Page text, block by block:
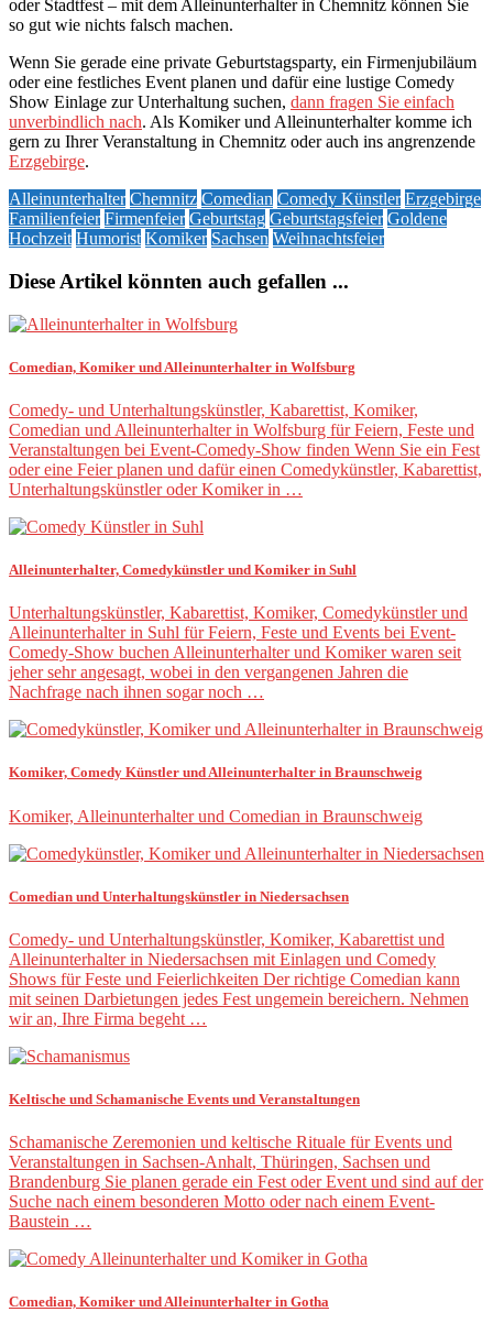
oder Stadtfest – mit dem Alleinunterhalter in Chemnitz können Sie
so gut wie nichts falsch machen.
Wenn Sie gerade eine private Geburtstagsparty, ein Firmenjubiläum
oder eine festliches Event planen und dafür eine lustige Comedy
Show Einlage zur Unterhaltung suchen, dann fragen Sie einfach
unverbindlich nach. Als Komiker und Alleinunterhalter komme ich
gern zu Ihrer Veranstaltung in Chemnitz oder auch ins angrenzende
Erzgebirge.
Alleinunterhalter Chemnitz Comedian Comedy Künstler Erzgebirge
Familienfeier Firmenfeier Geburtstag Geburtstagsfeier Goldene
Hochzeit Humorist Komiker Sachsen Weihnachtsfeier
Diese Artikel könnten auch gefallen ...
Comedian, Komiker und Alleinunterhalter in Wolfsburg
Comedy- und Unterhaltungskünstler, Kabarettist, Komiker,
Comedian und Alleinunterhalter in Wolfsburg für Feiern, Feste und
Veranstaltungen bei Event-Comedy-Show finden Wenn Sie ein Fest
oder eine Feier planen und dafür einen Comedykünstler, Kabarettist,
Unterhaltungskünstler oder Komiker in …
Alleinunterhalter, Comedykünstler und Komiker in Suhl
Unterhaltungskünstler, Kabarettist, Komiker, Comedykünstler und
Alleinunterhalter in Suhl für Feiern, Feste und Events bei Event-
Comedy-Show buchen Alleinunterhalter und Komiker waren seit
jeher sehr angesagt, wobei in den vergangenen Jahren die
Nachfrage nach ihnen sogar noch …
Komiker, Comedy Künstler und Alleinunterhalter in Braunschweig
Komiker, Alleinunterhalter und Comedian in Braunschweig
Comedian und Unterhaltungskünstler in Niedersachsen
Comedy- und Unterhaltungskünstler, Komiker, Kabarettist und
Alleinunterhalter in Niedersachsen mit Einlagen und Comedy
Shows für Feste und Feierlichkeiten Der richtige Comedian kann
mit seinen Darbietungen jedes Fest ungemein bereichern. Nehmen
wir an, Ihre Firma begeht …
Keltische und Schamanische Events und Veranstaltungen
Schamanische Zeremonien und keltische Rituale für Events und
Veranstaltungen in Sachsen-Anhalt, Thüringen, Sachsen und
Brandenburg Sie planen gerade ein Fest oder Event und sind auf der
Suche nach einem besonderen Motto oder nach einem Event-
Baustein …
Comedian, Komiker und Alleinunterhalter in Gotha